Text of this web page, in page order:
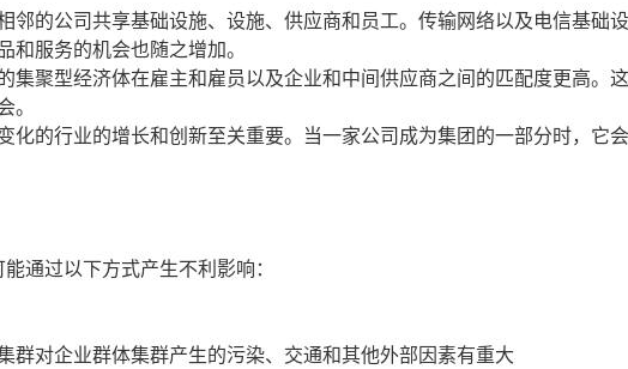
邻的公司共享基础设施、设施、供应商和员工。传输网络以及电信基础
服务的机会也随之增加。
集聚型经济体在雇主和雇员以及企业和中间供应商之间的匹配度更高。
。
化的行业的增长和创新至关重要。当一家公司成为集团的一部分时，它
通过以下方式产生不利影响：
群对企业群体集群产生的污染、交通和其他外部因素有重大